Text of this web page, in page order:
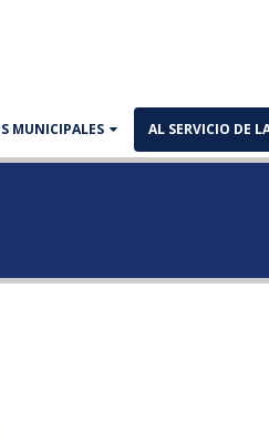
MUNICIPALES AL SERVICIO DE